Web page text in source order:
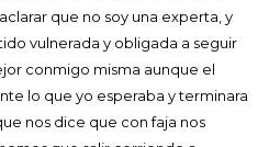
aclarar que no soy una experta, y
vulnerada y obligada a seguir
conmigo misma aunque el
lo que yo esperaba y terminara
nos dice que con faja nos